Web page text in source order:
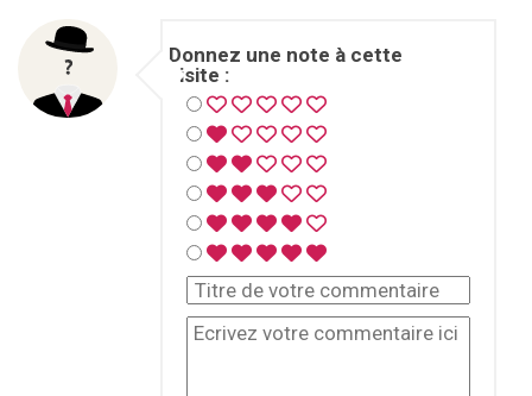
Donnez une note à cette
visite :